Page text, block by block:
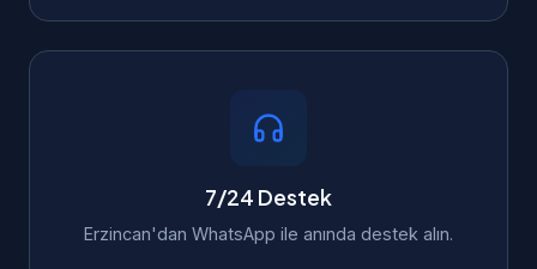
7/24 Destek
Erzincan'dan WhatsApp ile anında destek alın.